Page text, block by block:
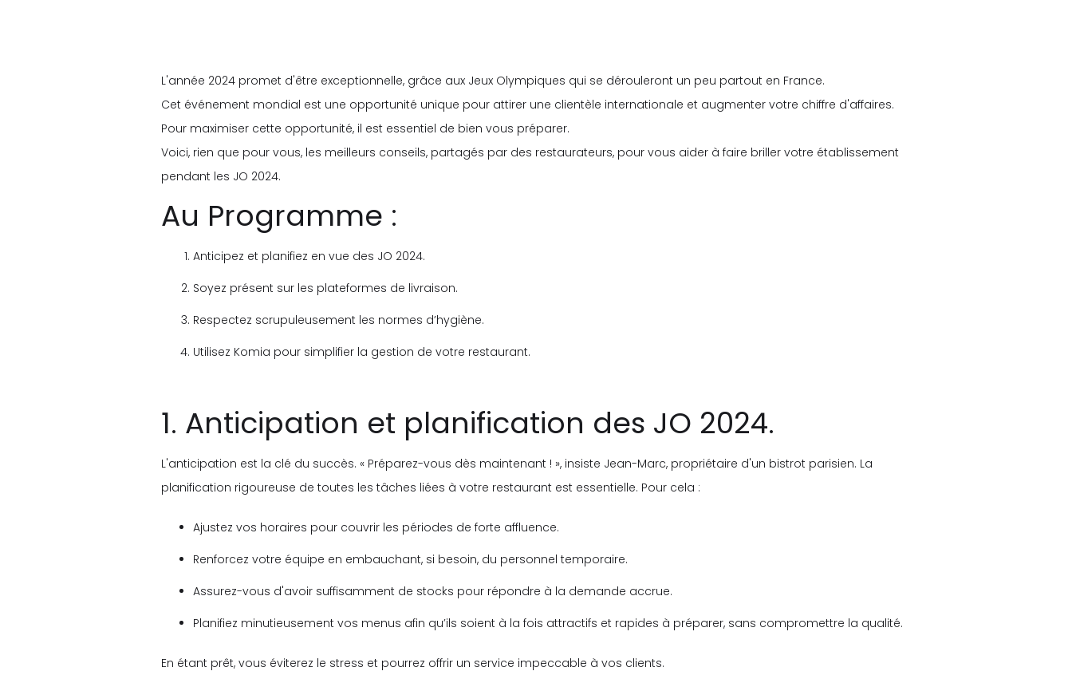
L'année 2024 promet d'être exceptionnelle, grâce aux Jeux Olympiques qui se dérouleront un peu partout en France.
Cet événement mondial est une opportunité unique pour attirer une clientèle internationale et augmenter votre chiffre d'affaires.
Pour maximiser cette opportunité, il est essentiel de bien vous préparer.
Voici, rien que pour vous, les meilleurs conseils, partagés par des restaurateurs, pour vous aider à faire briller votre établissement
pendant les JO 2024.
Au Programme :
Anticipez et planifiez en vue des JO 2024.
Soyez présent sur les plateformes de livraison.
Respectez scrupuleusement les normes d’hygiène.
Utilisez Komia pour simplifier la gestion de votre restaurant.
1. Anticipation et planification des JO 2024.
L'anticipation est la clé du succès. « Préparez-vous dès maintenant ! », insiste Jean-Marc, propriétaire d'un bistrot parisien. La
planification rigoureuse de toutes les tâches liées à votre restaurant est essentielle. Pour cela :
Ajustez vos horaires pour couvrir les périodes de forte affluence.
Renforcez votre équipe en embauchant, si besoin, du personnel temporaire.
Assurez-vous d'avoir suffisamment de stocks pour répondre à la demande accrue.
Planifiez minutieusement vos menus afin qu’ils soient à la fois attractifs et rapides à préparer, sans compromettre la qualité.
En étant prêt, vous éviterez le stress et pourrez offrir un service impeccable à vos clients.